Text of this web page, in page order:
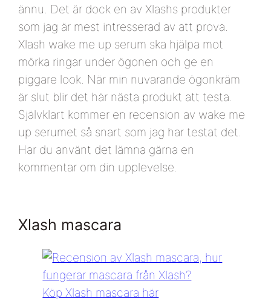
ännu. Det är dock en av Xlashs produkter
som jag är mest intresserad av att prova.
Xlash wake me up serum ska hjälpa mot
mörka ringar under ögonen och ge en
piggare look. När min nuvarande ögonkräm
är slut blir det här nästa produkt att testa.
Självklart kommer en recension av wake me
up serumet så snart som jag har testat det.
Har du använt det lämna gärna en
kommentar om din upplevelse.
Xlash mascara
Köp Xlash mascara här